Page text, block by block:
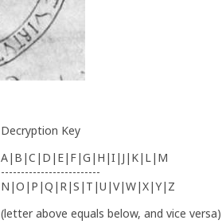
Decryption Key
A|B|C|D|E|F|G|H|I|J|K|L|M
-------------------------
N|O|P|Q|R|S|T|U|V|W|X|Y|Z
(letter above equals below, and vice versa)